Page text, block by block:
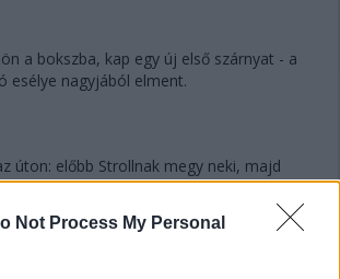
Not Process My Personal
a bokszba, kap egy új első szárnyat - a
esélye nagyjából elment.
úton: előbb Strollnak megy neki, majd
most pedig egy Haast öklel fel, és
de kívülről nem így tűnik...